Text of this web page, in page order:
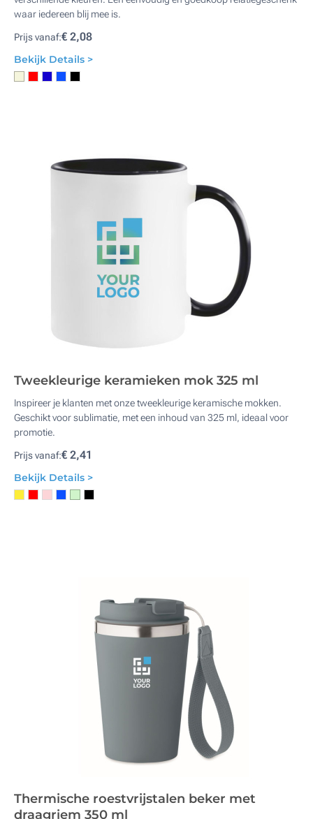
waar iedereen blij mee is.
Prijs vanaf:€ 2,08
Bekijk Details >
Tweekleurige keramieken mok 325 ml
Inspireer je klanten met onze tweekleurige keramische mokken.
Geschikt voor sublimatie, met een inhoud van 325 ml, ideaal voor
promotie.
Prijs vanaf:€ 2,41
Bekijk Details >
Thermische roestvrijstalen beker met
draagriem 350 ml